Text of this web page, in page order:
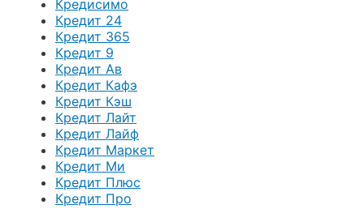
Кредисимо
Кредит 24
Кредит 365
Кредит 9
Кредит Ав
Кредит Кафэ
Кредит Кэш
Кредит Лайт
Кредит Лайф
Кредит Маркет
Кредит Ми
Кредит Плюс
Кредит Про